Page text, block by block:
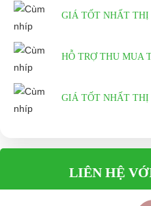
GIÁ TỐT NHẤT THỊ
HỖ TRỢ THU MUA
GIÁ TỐT NHẤT THỊ
LIÊN HỆ